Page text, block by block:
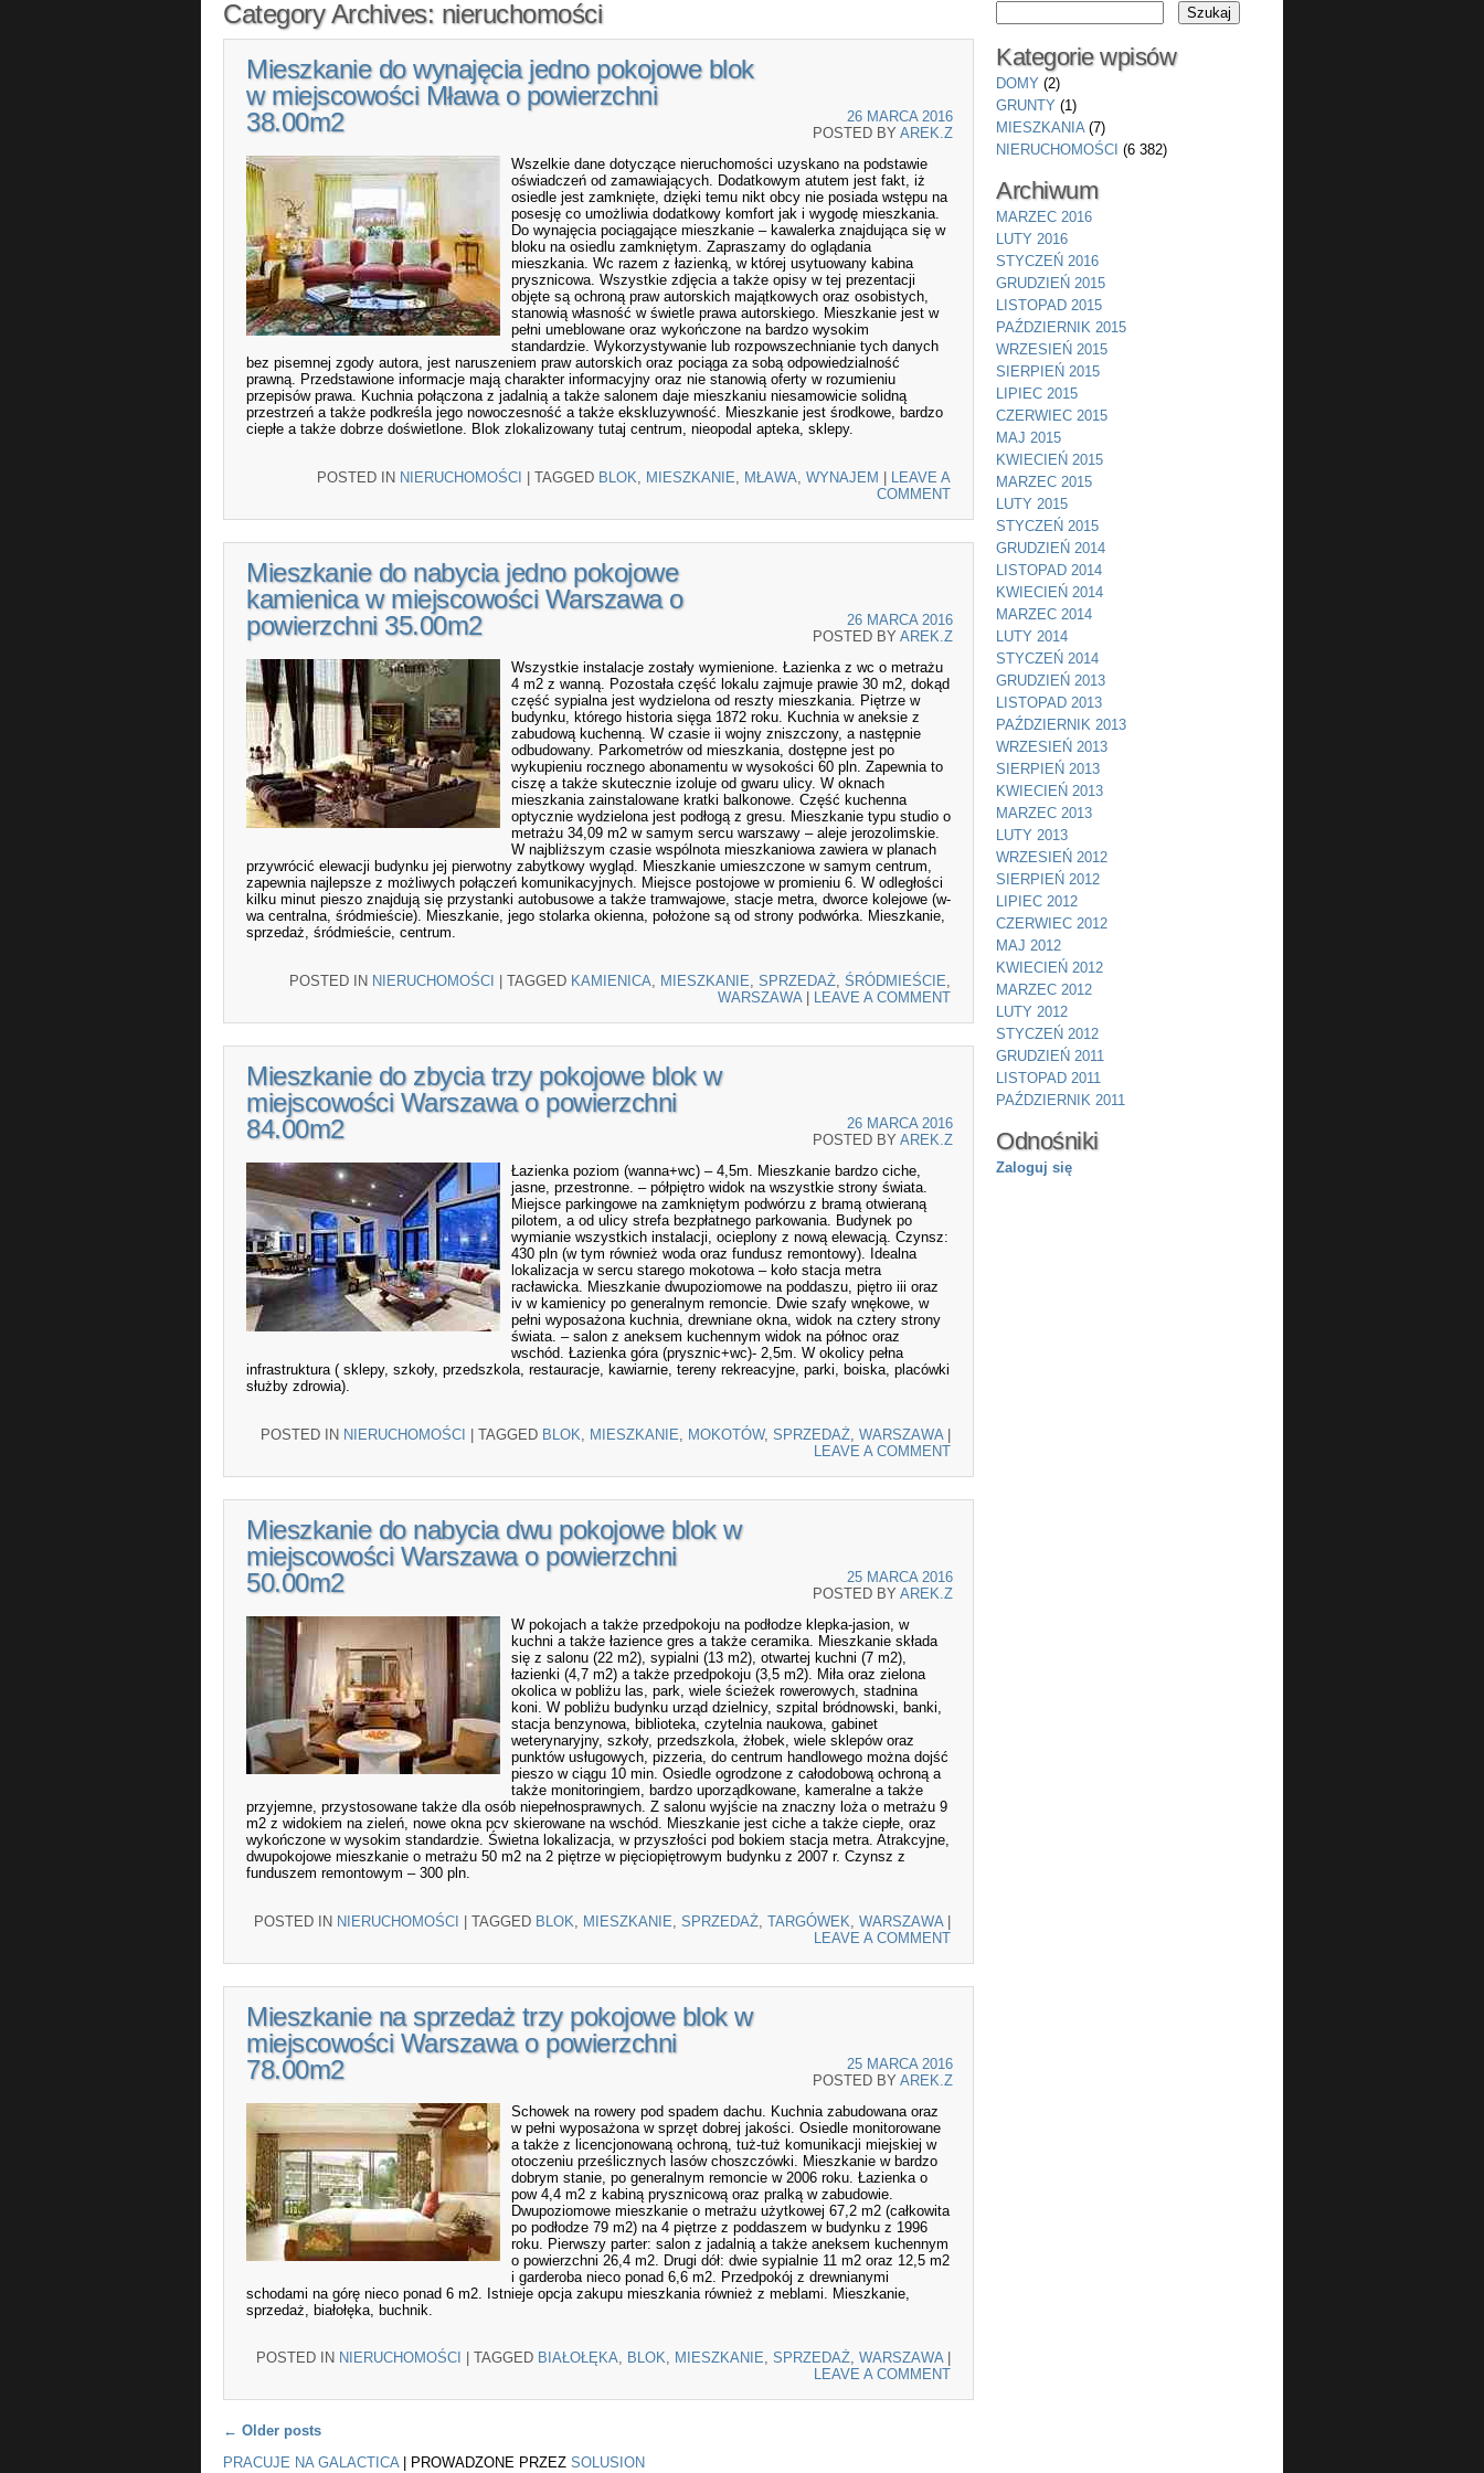
Category Archives: nieruchomości
Mieszkanie do wynajęcia jedno pokojowe blok
w miejscowości Mława o powierzchni
38.00m2
26 MARCA 2016
POSTED BY AREK.Z
Wszelkie dane dotyczące nieruchomości uzyskano na podstawie
oświadczeń od zamawiających. Dodatkowym atutem jest fakt, iż
osiedle jest zamknięte, dzięki temu nikt obcy nie posiada wstępu na
posesję co umożliwia dodatkowy komfort jak i wygodę mieszkania.
Do wynajęcia pociągające mieszkanie – kawalerka znajdująca się w
bloku na osiedlu zamkniętym. Zapraszamy do oglądania
mieszkania. Wc razem z łazienką, w której usytuowany kabina
prysznicowa. Wszystkie zdjęcia a także opisy w tej prezentacji
objęte są ochroną praw autorskich majątkowych oraz osobistych,
stanowią własność w świetle prawa autorskiego. Mieszkanie jest w
pełni umeblowane oraz wykończone na bardzo wysokim
standardzie. Wykorzystywanie lub rozpowszechnianie tych danych
bez pisemnej zgody autora, jest naruszeniem praw autorskich oraz pociąga za sobą odpowiedzialność
prawną. Przedstawione informacje mają charakter informacyjny oraz nie stanowią oferty w rozumieniu
przepisów prawa. Kuchnia połączona z jadalnią a także salonem daje mieszkaniu niesamowicie solidną
przestrzeń a także podkreśla jego nowoczesność a także ekskluzywność. Mieszkanie jest środkowe, bardzo
ciepłe a także dobrze doświetlone. Blok zlokalizowany tutaj centrum, nieopodal apteka, sklepy.
POSTED IN NIERUCHOMOŚCI TAGGED BLOK MIESZKANIE MŁAWA WYNAJEM
LEAVE A
COMMENT
Mieszkanie do nabycia jedno pokojowe
kamienica w miejscowości Warszawa o
powierzchni 35.00m2
26 MARCA 2016
POSTED BY AREK.Z
Wszystkie instalacje zostały wymienione. Łazienka z wc o metrażu
4 m2 z wanną. Pozostała część lokalu zajmuje prawie 30 m2, dokąd
część sypialna jest wydzielona od reszty mieszkania. Piętrze w
budynku, którego historia sięga 1872 roku. Kuchnia w aneksie z
zabudową kuchenną. W czasie ii wojny zniszczony, a następnie
odbudowany. Parkometrów od mieszkania, dostępne jest po
wykupieniu rocznego abonamentu w wysokości 60 pln. Zapewnia to
ciszę a także skutecznie izoluje od gwaru ulicy. W oknach
mieszkania zainstalowane kratki balkonowe. Część kuchenna
optycznie wydzielona jest podłogą z gresu. Mieszkanie typu studio o
metrażu 34,09 m2 w samym sercu warszawy – aleje jerozolimskie.
W najbliższym czasie wspólnota mieszkaniowa zawiera w planach
przywrócić elewacji budynku jej pierwotny zabytkowy wygląd. Mieszkanie umieszczone w samym centrum,
zapewnia najlepsze z możliwych połączeń komunikacyjnych. Miejsce postojowe w promieniu 6. W odległości
kilku minut pieszo znajdują się przystanki autobusowe a także tramwajowe, stacje metra, dworce kolejowe (w-
wa centralna, śródmieście). Mieszkanie, jego stolarka okienna, położone są od strony podwórka. Mieszkanie,
sprzedaż, śródmieście, centrum.
POSTED IN NIERUCHOMOŚCI TAGGED KAMIENICA MIESZKANIE SPRZEDAŻ ŚRÓDMIEŚCIE
WARSZAWA
LEAVE A COMMENT
Mieszkanie do zbycia trzy pokojowe blok w
miejscowości Warszawa o powierzchni
84.00m2
26 MARCA 2016
POSTED BY AREK.Z
Łazienka poziom (wanna+wc) – 4,5m. Mieszkanie bardzo ciche,
jasne, przestronne. – półpiętro widok na wszystkie strony świata.
Miejsce parkingowe na zamkniętym podwórzu z bramą otwieraną
pilotem, a od ulicy strefa bezpłatnego parkowania. Budynek po
wymianie wszystkich instalacji, ocieplony z nową elewacją. Czynsz:
430 pln (w tym również woda oraz fundusz remontowy). Idealna
lokalizacja w sercu starego mokotowa – koło stacja metra
racławicka. Mieszkanie dwupoziomowe na poddaszu, piętro iii oraz
iv w kamienicy po generalnym remoncie. Dwie szafy wnękowe, w
pełni wyposażona kuchnia, drewniane okna, widok na cztery strony
świata. – salon z aneksem kuchennym widok na północ oraz
wschód. Łazienka góra (prysznic+wc)- 2,5m. W okolicy pełna
infrastruktura ( sklepy, szkoły, przedszkola, restauracje, kawiarnie, tereny rekreacyjne, parki, boiska, placówki
służby zdrowia).
POSTED IN NIERUCHOMOŚCI | TAGGED BLOK MIESZKANIE MOKOTÓW, SPRZEDAŻ WARSZAWA |
LEAVE A COMMENT
Mieszkanie do nabycia dwu pokojowe blok w
miejscowości Warszawa o powierzchni
50.00m2
25 MARCA 2016
POSTED BY AREK.Z
W pokojach a także przedpokoju na podłodze klepka-jasion, w
kuchni a także łazience gres a także ceramika. Mieszkanie składa
się z salonu (22 m2), sypialni (13 m2), otwartej kuchni (7 m2),
łazienki (4,7 m2) a także przedpokoju (3,5 m2). Miła oraz zielona
okolica w pobliżu las, park, wiele ścieżek rowerowych, stadnina
koni. W pobliżu budynku urząd dzielnicy, szpital bródnowski, banki,
stacja benzynowa, biblioteka, czytelnia naukowa, gabinet
weterynaryjny, szkoły, przedszkola, żłobek, wiele sklepów oraz
punktów usługowych, pizzeria, do centrum handlowego można dojść
pieszo w ciągu 10 min. Osiedle ogrodzone z całodobową ochroną a
także monitoringiem, bardzo uporządkowane, kameralne a także
przyjemne, przystosowane także dla osób niepełnosprawnych. Z salonu wyjście na znaczny loża o metrażu 9
m2 z widokiem na zieleń, nowe okna pcv skierowane na wschód. Mieszkanie jest ciche a także ciepłe, oraz
wykończone w wysokim standardzie. Świetna lokalizacja, w przyszłości pod bokiem stacja metra. Atrakcyjne,
dwupokojowe mieszkanie o metrażu 50 m2 na 2 piętrze w pięciopiętrowym budynku z 2007 r. Czynsz z
funduszem remontowym – 300 pln.
POSTED IN NIERUCHOMOŚCI | TAGGED BLOK MIESZKANIE SPRZEDAŻ TARGÓWEK WARSZAWA |
LEAVE A COMMENT
Mieszkanie na sprzedaż trzy pokojowe blok w
miejscowości Warszawa o powierzchni
78.00m2
25 MARCA 2016
POSTED BY AREK.Z
Schowek na rowery pod spadem dachu. Kuchnia zabudowana oraz
w pełni wyposażona w sprzęt dobrej jakości. Osiedle monitorowane
a także z licencjonowaną ochroną, tuż-tuż komunikacji miejskiej w
otoczeniu prześlicznych lasów choszczówki. Mieszkanie w bardzo
dobrym stanie, po generalnym remoncie w 2006 roku. Łazienka o
pow 4,4 m2 z kabiną prysznicową oraz pralką w zabudowie.
Dwupoziomowe mieszkanie o metrażu użytkowej 67,2 m2 (całkowita
po podłodze 79 m2) na 4 piętrze z poddaszem w budynku z 1996
roku. Pierwszy parter: salon z jadalnią a także aneksem kuchennym
o powierzchni 26,4 m2. Drugi dół: dwie sypialnie 11 m2 oraz 12,5 m2
i garderoba nieco ponad 6,6 m2. Przedpokój z drewnianymi
schodami na górę nieco ponad 6 m2. Istnieje opcja zakupu mieszkania również z meblami. Mieszkanie,
sprzedaż, białołęka, buchnik.
POSTED IN NIERUCHOMOŚCI TAGGED BIAŁOŁĘKA, BLOK, MIESZKANIE, SPRZEDAŻ, WARSZAWA|
LEAVE A COMMENT
Post navigation
← Older posts
Kategorie wpisów
DOMY (2)
GRUNTY (1)
MIESZKANIA(7)
NIERUCHOMOŚCI (6 382)
Archiwum
MARZEC 2016
LUTY 2016
STYCZEŃ 2016
GRUDZIEŃ 2015
LISTOPAD 2015
PAŹDZIERNIK 2015
WRZESIEŃ 2015
SIERPIEŃ 2015
LIPIEC 2015
CZERWIEC 2015
MAJ 2015
KWIECIEŃ 2015
MARZEC 2015
LUTY 2015
STYCZEŃ 2015
GRUDZIEŃ 2014
LISTOPAD 2014
KWIECIEŃ 2014
MARZEC 2014
LUTY 2014
STYCZEŃ 2014
GRUDZIEŃ 2013
LISTOPAD 2013
PAŹDZIERNIK 2013
WRZESIEŃ 2013
SIERPIEŃ 2013
KWIECIEŃ 2013
MARZEC 2013
LUTY 2013
WRZESIEŃ 2012
SIERPIEŃ 2012
LIPIEC 2012
CZERWIEC 2012
MAJ 2012
KWIECIEŃ 2012
MARZEC 2012
LUTY 2012
STYCZEŃ 2012
GRUDZIEŃ 2011
LISTOPAD 2011
PAŹDZIERNIK 2011
Odnośniki
Zaloguj się
PRACUJE NA GALACTICA PROWADZONE PRZEZ SOLUSION